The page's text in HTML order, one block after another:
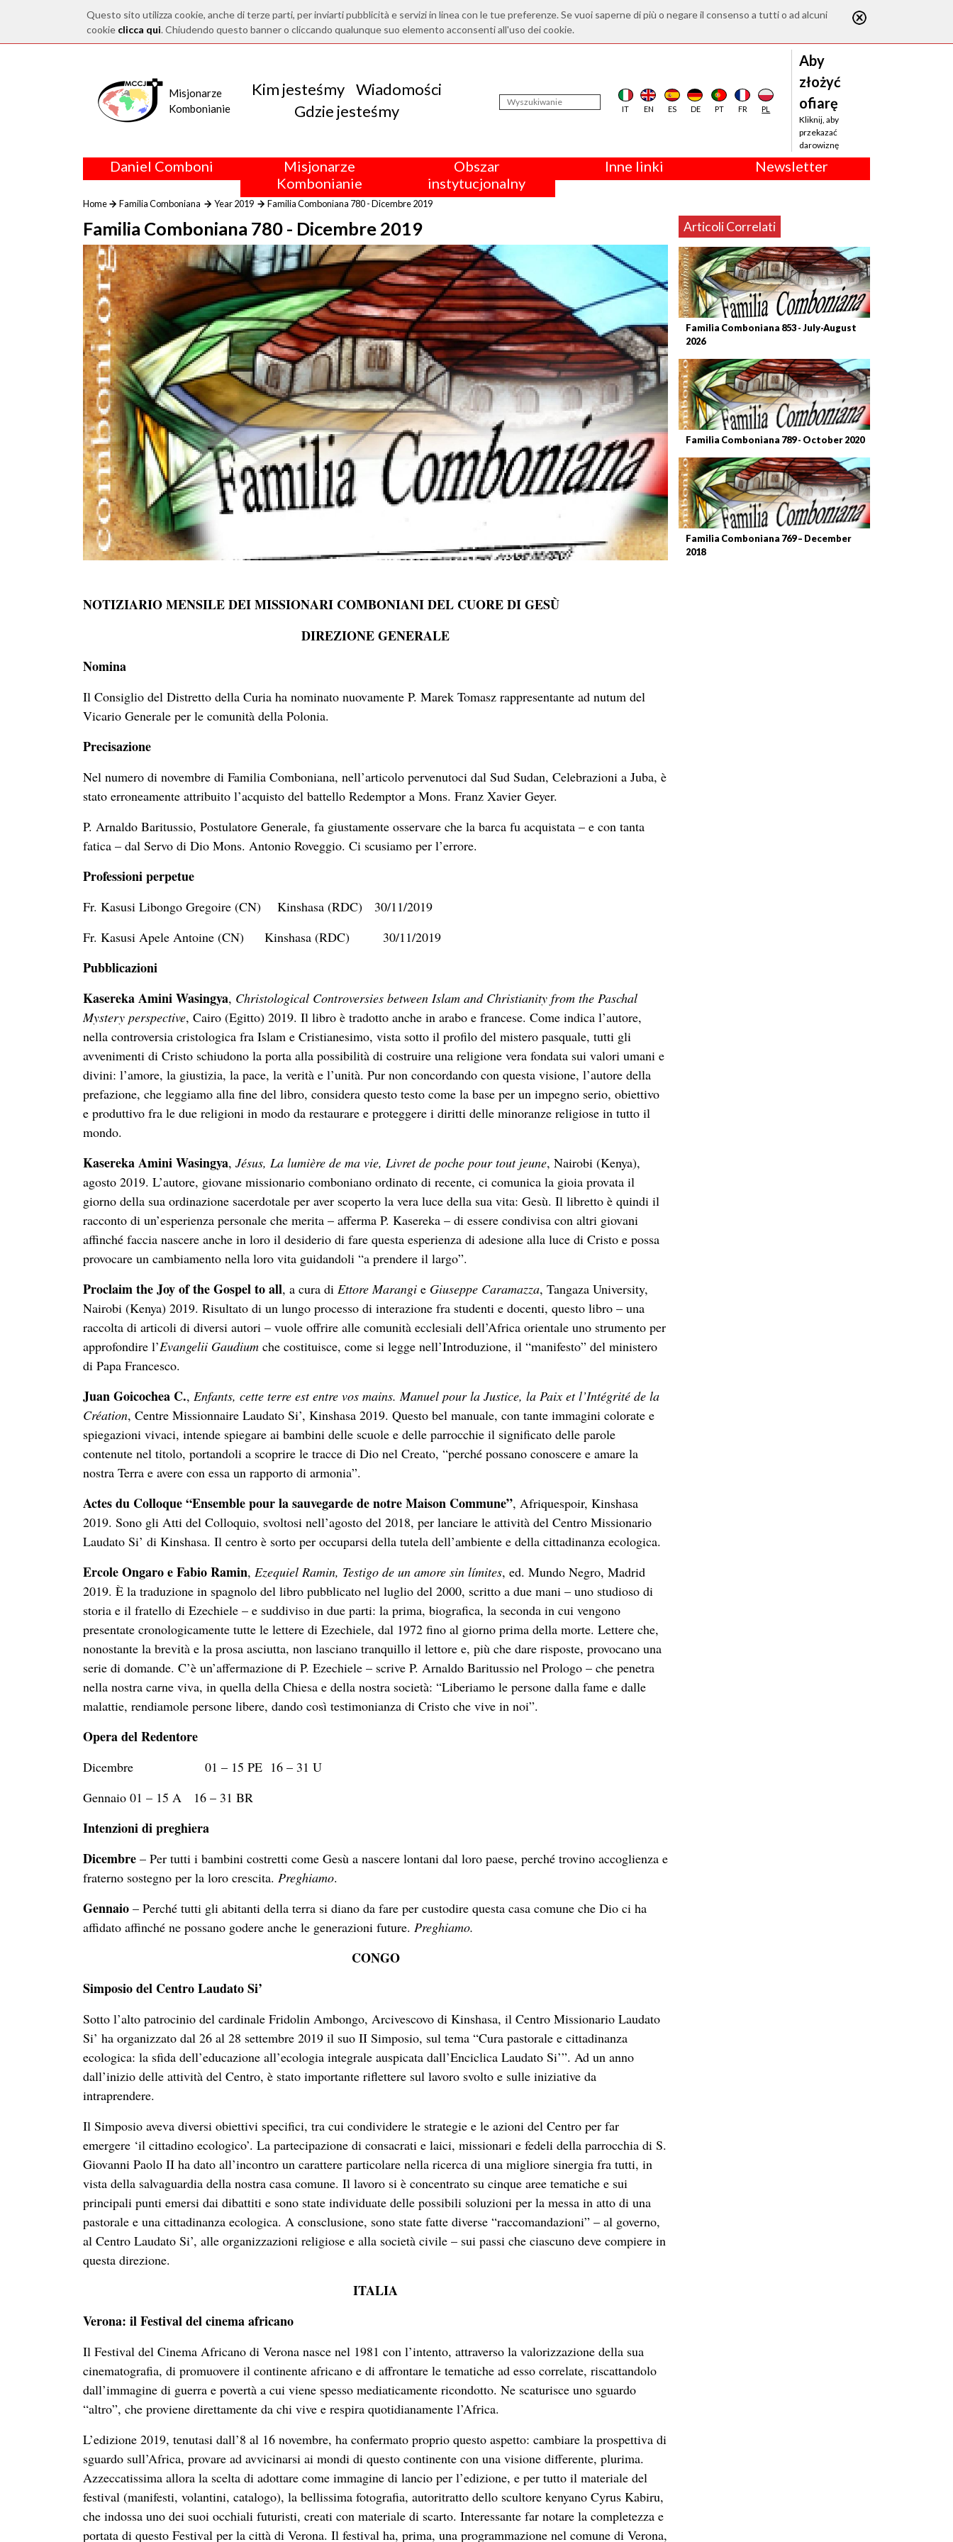
Questo sito utilizza cookie, anche di terze parti, per inviarti pubblicità e servizi in linea con le tue preferenze. Se vuoi saperne di più o negare il consenso a tutti o ad alcuni
cookie clicca qui. Chiudendo questo banner o cliccando qualunque suo elemento acconsenti all'uso dei cookie.
Misjonarze
Kombonianie
Kim jesteśmy
Wiadomości
Gdzie jesteśmy
IT EN ES DE PT FR PL
Aby
złożyć
ofiarę
Kliknij, aby
przekazać
darowiznę
Daniel Comboni
Misjonarze
Kombonianie
Obszar
instytucjonalny
Inne linki Newsletter
Home Familia Comboniana Year 2019 Familia Comboniana 780 - Dicembre 2019
Familia Comboniana 780 - Dicembre 2019 Articoli Correlati
Familia Comboniana 853 - July-August
2026
Familia Comboniana 789 - October 2020
Familia Comboniana 769 – December
2018
NOTIZIARIO MENSILE DEI MISSIONARI COMBONIANI DEL CUORE DI GESÙ
DIREZIONE GENERALE
Nomina
Il Consiglio del Distretto della Curia ha nominato nuovamente P. Marek Tomasz rappresentante ad nutum del
Vicario Generale per le comunità della Polonia.
Precisazione
Nel numero di novembre di Familia Comboniana, nell’articolo pervenutoci dal Sud Sudan, Celebrazioni a Juba, è
stato erroneamente attribuito l’acquisto del battello Redemptor a Mons. Franz Xavier Geyer.
P. Arnaldo Baritussio, Postulatore Generale, fa giustamente osservare che la barca fu acquistata – e con tanta
fatica – dal Servo di Dio Mons. Antonio Roveggio. Ci scusiamo per l’errore.
Professioni perpetue
Fr. Kasusi Libongo Gregoire (CN) Kinshasa (RDC) 30/11/2019
Fr. Kasusi Apele Antoine (CN) Kinshasa (RDC) 30/11/2019
Pubblicazioni
KaserekaAminiWasingya, Christological Controversies between Islam and Christianity from the Paschal
Mystery perspective, Cairo (Egitto) 2019. Il libro è tradotto anche in arabo e francese. Come indica l’autore,
nella controversia cristologica fra Islam e Cristianesimo, vista sotto il profilo del mistero pasquale, tutti gli
avvenimenti di Cristo schiudono la porta alla possibilità di costruire una religione vera fondata sui valori umani e
divini: l’amore, la giustizia, la pace, la verità e l’unità. Pur non concordando con questa visione, l’autore della
prefazione, che leggiamo alla fine del libro, considera questo testo come la base per un impegno serio, obiettivo
e produttivo fra le due religioni in modo da restaurare e proteggere i diritti delle minoranze religiose in tutto il
mondo.
KaserekaAminiWasingya, Jésus, La lumière de ma vie, Livretde poche pour tout jeune, Nairobi (Kenya),
agosto 2019. L’autore, giovane missionario comboniano ordinato di recente, ci comunica la gioia provata il
giorno della sua ordinazione sacerdotale per aver scoperto la vera luce della sua vita: Gesù. Il libretto è quindi il
racconto di un’esperienza personale che merita – afferma P. Kasereka – di essere condivisa con altri giovani
affinché faccia nascere anche in loro il desiderio di fare questa esperienza di adesione alla luce di Cristo e possa
provocare un cambiamento nella loro vita guidandoli “a prendere il largo”.
Proclaim the Joy of the Gospel to all, a cura di Ettore Marangi e Giuseppe Caramazza, Tangaza University,
Nairobi (Kenya) 2019. Risultato di un lungo processo di interazione fra studenti e docenti, questo libro – una
raccolta di articoli di diversi autori – vuole offrire alle comunità ecclesiali dell’Africa orientale uno strumento per
approfondire l’Evangelii Gaudium che costituisce, come si legge nell’Introduzione, il “manifesto” del ministero
di Papa Francesco.
Juan Goicochea C., Enfants, cette terre est entre vos mains. Manuel pour la Justice, la Paix et l’Intégrité de la
Création, Centre Missionnaire Laudato Si’, Kinshasa 2019. Questo bel manuale, con tante immagini colorate e
spiegazioni vivaci, intende spiegare ai bambini delle scuole e delle parrocchie il significato delle parole
contenute nel titolo, portandoli a scoprire le tracce di Dio nel Creato, “perché possano conoscere e amare la
nostra Terra e avere con essa un rapporto di armonia”.
Actes du Colloque “Ensemble pour la sauvegarde de notre Maison Commune”, Afriquespoir, Kinshasa
2019. Sono gli Atti del Colloquio, svoltosi nell’agosto del 2018, per lanciare le attività del Centro Missionario
Laudato Si’ di Kinshasa. Il centro è sorto per occuparsi della tutela dell’ambiente e della cittadinanza ecologica.
Ercole Ongaro e Fabio Ramin, Ezequiel Ramin, Testigo de un amore sin límites, ed. Mundo Negro, Madrid
2019. È la traduzione in spagnolo del libro pubblicato nel luglio del 2000, scritto a due mani – uno studioso di
storia e il fratello di Ezechiele – e suddiviso in due parti: la prima, biografica, la seconda in cui vengono
presentate cronologicamente tutte le lettere di Ezechiele, dal 1972 fino al giorno prima della morte. Lettere che,
nonostante la brevità e la prosa asciutta, non lasciano tranquillo il lettore e, più che dare risposte, provocano una
serie di domande. C’è un’affermazione di P. Ezechiele – scrive P. Arnaldo Baritussio nel Prologo – che penetra
nella nostra carne viva, in quella della Chiesa e della nostra società: “Liberiamo le persone dalla fame e dalle
malattie, rendiamole persone libere, dando così testimonianza di Cristo che vive in noi”.
Opera del Redentore
Dicembre 01 – 15 PE 16 – 31 U
Gennaio 01 – 15 A 16 – 31 BR
Intenzioni di preghiera
Dicembre – Per tutti i bambini costretti come Gesù a nascere lontani dal loro paese, perché trovino accoglienza e
fraterno sostegno per la loro crescita. Preghiamo.
Gennaio – Perché tutti gli abitanti della terra si diano da fare per custodire questa casa comune che Dio ci ha
affidato affinché ne possano godere anche le generazioni future. Preghiamo.
CONGO
Simposio del Centro Laudato Si’
Sotto l’alto patrocinio del cardinale Fridolin Ambongo, Arcivescovo di Kinshasa, il Centro Missionario Laudato
Si’ ha organizzato dal 26 al 28 settembre 2019 il suo II Simposio, sul tema “Cura pastorale e cittadinanza
ecologica: la sfida dell’educazione all’ecologia integrale auspicata dall’Enciclica Laudato Si’”. Ad un anno
dall’inizio delle attività del Centro, è stato importante riflettere sul lavoro svolto e sulle iniziative da
intraprendere.
Il Simposio aveva diversi obiettivi specifici, tra cui condividere le strategie e le azioni del Centro per far
emergere ‘il cittadino ecologico’. La partecipazione di consacrati e laici, missionari e fedeli della parrocchia di S.
Giovanni Paolo II ha dato all’incontro un carattere particolare nella ricerca di una migliore sinergia fra tutti, in
vista della salvaguardia della nostra casa comune. Il lavoro si è concentrato su cinque aree tematiche e sui
principali punti emersi dai dibattiti e sono state individuate delle possibili soluzioni per la messa in atto di una
pastorale e una cittadinanza ecologica. A consclusione, sono state fatte diverse “raccomandazioni” – al governo,
al Centro Laudato Si’, alle organizzazioni religiose e alla società civile – sui passi che ciascuno deve compiere in
questa direzione.
ITALIA
Verona: il Festival del cinema africano
Il Festival del Cinema Africano di Verona nasce nel 1981 con l’intento, attraverso la valorizzazione della sua
cinematografia, di promuovere il continente africano e di affrontare le tematiche ad esso correlate, riscattandolo
dall’immagine di guerra e povertà a cui viene spesso mediaticamente ricondotto. Ne scaturisce uno sguardo
“altro”, che proviene direttamente da chi vive e respira quotidianamente l’Africa.
L’edizione 2019, tenutasi dall’8 al 16 novembre, ha confermato proprio questo aspetto: cambiare la prospettiva di
sguardo sull’Africa, provare ad avvicinarsi ai mondi di questo continente con una visione differente, plurima.
Azzeccatissima allora la scelta di adottare come immagine di lancio per l’edizione, e per tutto il materiale del
festival (manifesti, volantini, catalogo), la bellissima fotografia, autoritratto dello scultore kenyano Cyrus Kabiru,
che indossa uno dei suoi occhiali futuristi, creati con materiale di scarto. Interessante far notare la completezza e
portata di questo Festival per la città di Verona. Il festival ha, prima, una programmazione nel comune di Verona,